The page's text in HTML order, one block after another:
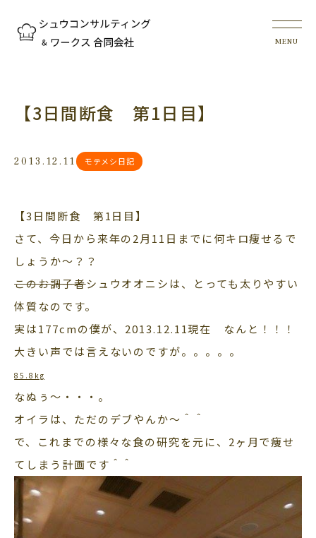
【3日間断食 第1日目】
2013.12.11 モテメシ日記
【3日間断食 第1日目】
さて、今日から来年の2月11日までに何キロ痩せるで
しょうか～？？
このお調子者シュウオオニシは、とっても太りやすい
体質なのです。
実は177cmの僕が、2013.12.11現在 なんと！！！
大きい声では言えないのですが。。。。。
85.8kg
なぬぅ～・・・。
オイラは、ただのデブやんか～＾＾
で、これまでの様々な食の研究を元に、2ヶ月で痩せ
てしまう計画です＾＾